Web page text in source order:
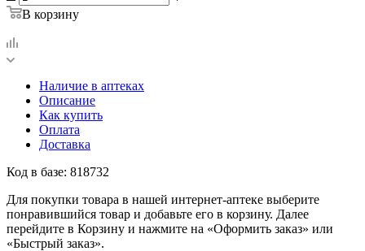
В корзину
Наличие в аптеках
Описание
Как купить
Оплата
Доставка
Код в базе: 818732
Для покупки товара в нашей интернет-аптеке выберите
понравившийся товар и добавьте его в корзину. Далее
перейдите в Корзину и нажмите на «Оформить заказ» или
«Быстрый заказ».